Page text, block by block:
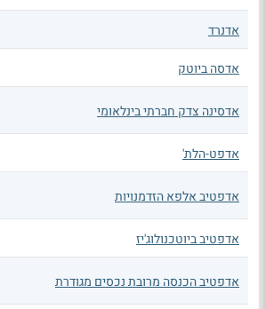
אדנרד
אדסה ביוטק
אדסינה צדק חברתי בינלאומי
אדפט-הלת'
אדפטיב אלפא הזדמנויות
אדפטיב ביוטכנולוג'יז
אדפטיב הכנסה מרובת נכסים מגודרת